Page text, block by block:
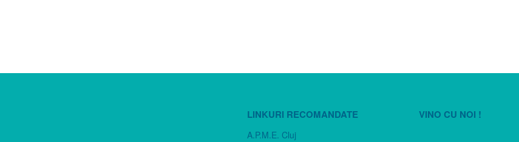
LINKURI RECOMANDATE
A.P.M.E. Cluj
VINO CU NOI !